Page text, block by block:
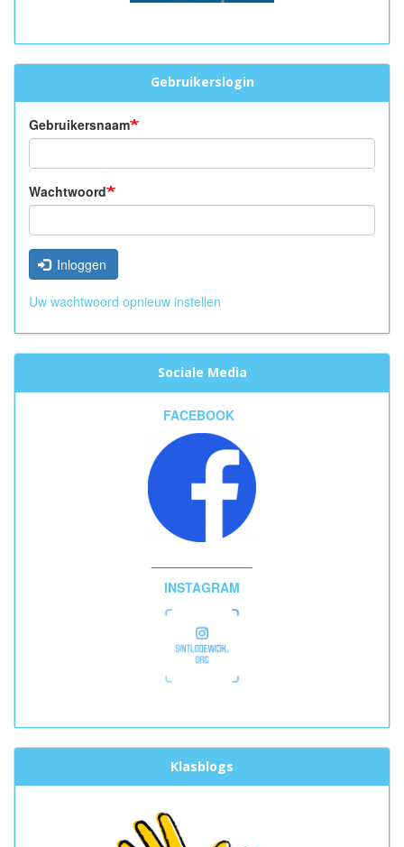
Gebruikerslogin
Gebruikersnaam
Wachtwoord
Inloggen
Uw wachtwoord opnieuw instellen
Sociale Media
FACEBOOK
INSTAGRAM
Klasblogs